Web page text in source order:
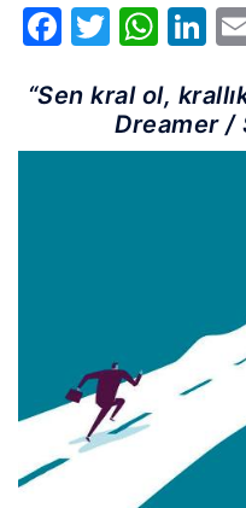
Facebook
Twitter
“Sen kral ol,
Dreamer /